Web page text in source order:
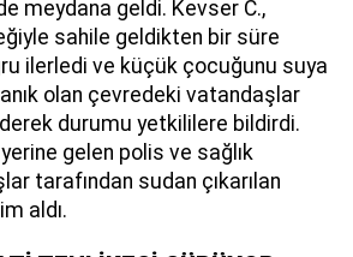
meydana geldi. Kevser C.,
sahile geldikten bir süre
ilerledi ve küçük çocuğunu suya
olan çevredeki vatandaşlar
durumu yetkililere bildirdi.
gelen polis ve sağlık
tarafından sudan çıkarılan
aldı.